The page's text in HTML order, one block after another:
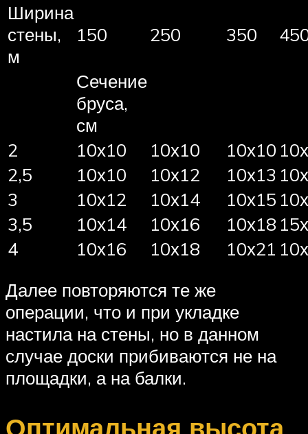
Ширина
стены,
м
150 250 350
Сечение
бруса,
см
2
10х10 10х10 10х10
2,5
10х10 10х12 10х13
3
10х12 10х14 10х15
3,5
10х14 10х16 10х18
4
10х16 10х18 10х21
Далее повторяются те же
операции, что и при укладке
настила на стены, но в данном
случае доски прибиваются не на
площадки, а на балки.